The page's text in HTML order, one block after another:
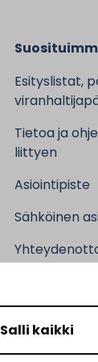
Salli kaikki
Esityslistat,
Tietoa ja
liittyen
Asiointipiste
Sähköinen